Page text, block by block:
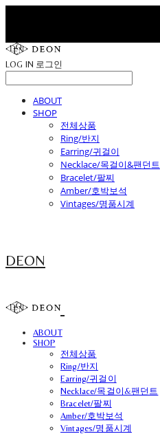
LOG IN 로그인
ABOUT
SHOP
전체상품
Ring/반지
Earring/귀걸이
Necklace/목걸이&팬던트
Bracelet/팔찌
Amber/호박보석
Vintages/명품시계
DEON
ABOUT
SHOP
전체상품
Ring/반지
Earring/귀걸이
Necklace/목걸이&팬던트
Bracelet/팔찌
Amber/호박보석
Vintages/명품시계